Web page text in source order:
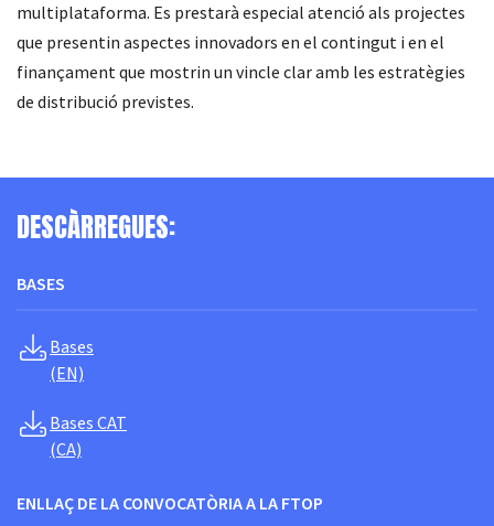
multiplataforma. Es prestarà especial atenció als projectes
que presentin aspectes innovadors en el contingut i en el
finançament que mostrin un vincle clar amb les estratègies
de distribució previstes.
DESCÀRREGUES:
BASES
Bases
(EN)
Bases CAT
(CA)
ENLLAÇ DE LA CONVOCATÒRIA A LA FTOP